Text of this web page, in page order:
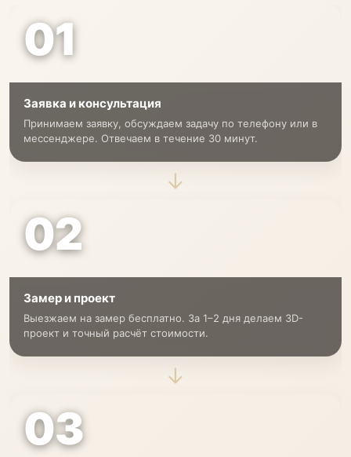
01
Заявка и консультация
Принимаем заявку, обсуждаем задачу по телефону или в
мессенджере. Отвечаем в течение 30 минут.
→
02
Замер и проект
Выезжаем на замер бесплатно. За 1–2 дня делаем 3D-
проект и точный расчёт стоимости.
→
03